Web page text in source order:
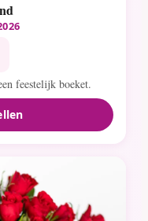
feestelijk boeket.